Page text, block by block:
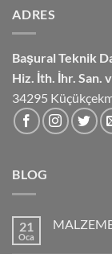
ADRES
Başural Teknik
Hiz. İth. İhr. San.
34295
BLOG
21
Oca